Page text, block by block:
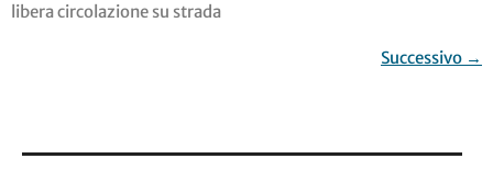
libera circolazione su strada
Successivo →